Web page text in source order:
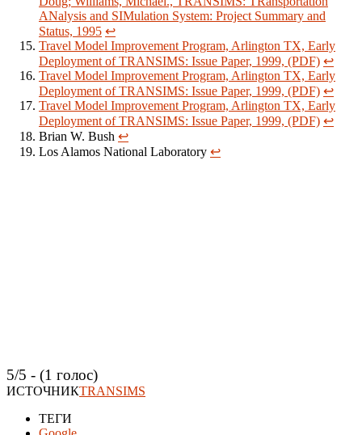
ANalysis and SIMulation System: Project Summary and
Status, 1995 ↩
Travel Model Improvement Program, Arlington TX, Early
Deployment of TRANSIMS: Issue Paper, 1999, (PDF) ↩
Travel Model Improvement Program, Arlington TX, Early
Deployment of TRANSIMS: Issue Paper, 1999, (PDF) ↩
Travel Model Improvement Program, Arlington TX, Early
Deployment of TRANSIMS: Issue Paper, 1999, (PDF) ↩
Brian W. Bush ↩
Los Alamos National Laboratory ↩
5/5 - (1 голос)
ИСТОЧНИКTRANSIMS
ТЕГИ